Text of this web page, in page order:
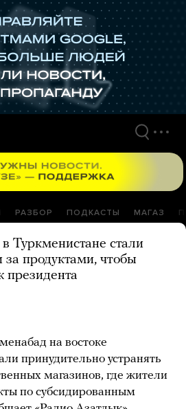
РАЗБОР ПОДКАСТЫ МАГАЗ
Туркменистане стали
за продуктами, чтобы
президента
на востоке
принудительно устранять
магазинов, где жители
по субсидированным